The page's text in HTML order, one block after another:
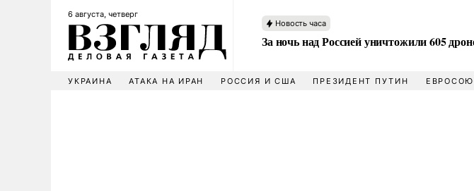
6 августа, четверг
Новость часа
За ночь над Россией уничтожили 605
УКРАИНА АТАКА НА ИРАН РОССИЯ И США ПРЕЗИДЕНТ ПУТИН